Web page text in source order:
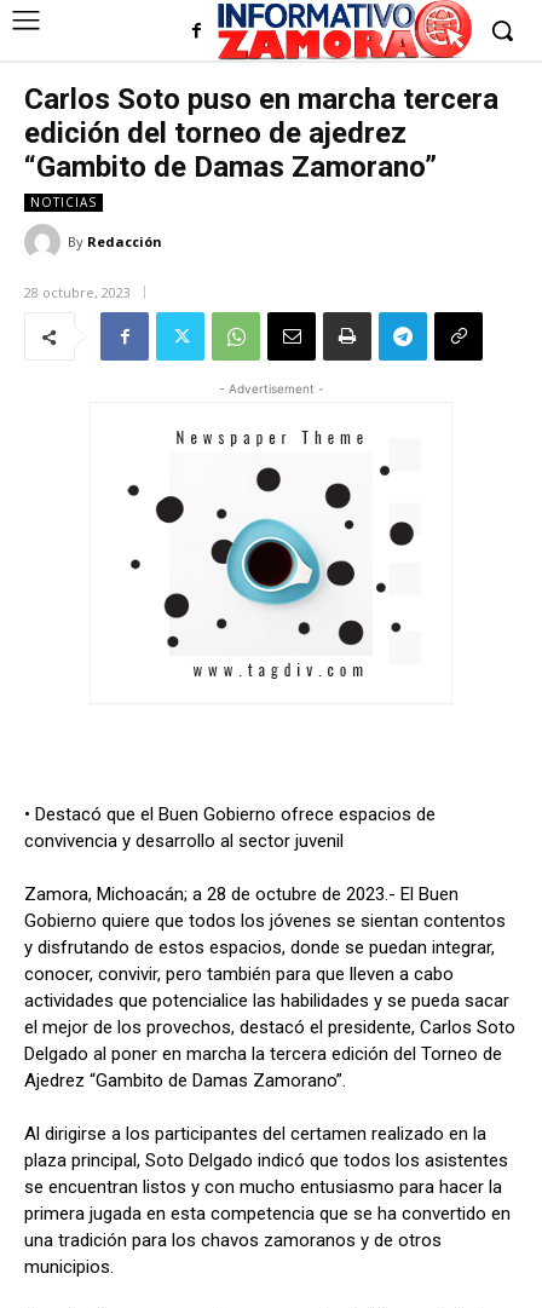
Carlos Soto puso en marcha tercera
edición del torneo de ajedrez
“Gambito de Damas Zamorano”
NOTICIAS
By Redacción
28 octubre, 2023
- Advertisement -
• Destacó que el Buen Gobierno ofrece espacios de
convivencia y desarrollo al sector juvenil
Zamora, Michoacán; a 28 de octubre de 2023.- El Buen
Gobierno quiere que todos los jóvenes se sientan contentos
y disfrutando de estos espacios, donde se puedan integrar,
conocer, convivir, pero también para que lleven a cabo
actividades que potencialice las habilidades y se pueda sacar
el mejor de los provechos, destacó el presidente, Carlos Soto
Delgado al poner en marcha la tercera edición del Torneo de
Ajedrez “Gambito de Damas Zamorano”.
Al dirigirse a los participantes del certamen realizado en la
plaza principal, Soto Delgado indicó que todos los asistentes
se encuentran listos y con mucho entusiasmo para hacer la
primera jugada en esta competencia que se ha convertido en
una tradición para los chavos zamoranos y de otros
municipios.